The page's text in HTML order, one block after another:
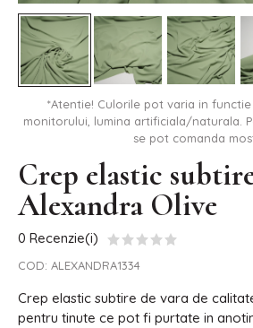
*Atentie! Culorile pot varia in
monitorului, lumina artificiala/naturala.
se pot comanda
Crep elastic
Alexandra Olive
0 Recenzie(i)
COD: ALEXANDRA1334
Crep elastic subtire de vara de
pentru tinute ce pot fi purtate in